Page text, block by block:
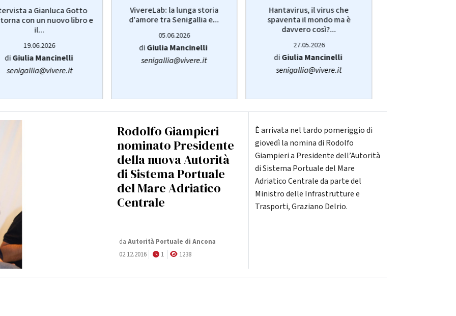
a Gianluca Gotto
con un nuovo libro e
il...
19.06.2026
diGiulia Mancinelli
senigallia@vivere.it
VivereLab: la lunga storia
d'amore tra Senigallia e...
05.06.2026
diGiulia Mancinelli
senigallia@vivere.it
Hantavirus, il virus che
spaventa il mondo ma è
davvero così?...
27.05.2026
diGiulia Mancinelli
senigallia@vivere.it
Rodolfo Giampieri
nominato Presidente
della nuova Autorità
di Sistema Portuale
del Mare Adriatico
Centrale
da Autorità Portuale di Ancona
02.12.2016
1 1238
È arrivata nel tardo pomeriggio di
giovedì la nomina di Rodolfo
Giampieri a Presidente dell’Autorità
di Sistema Portuale del Mare
Adriatico Centrale da parte del
Ministro delle Infrastrutture e
Trasporti, Graziano Delrio.